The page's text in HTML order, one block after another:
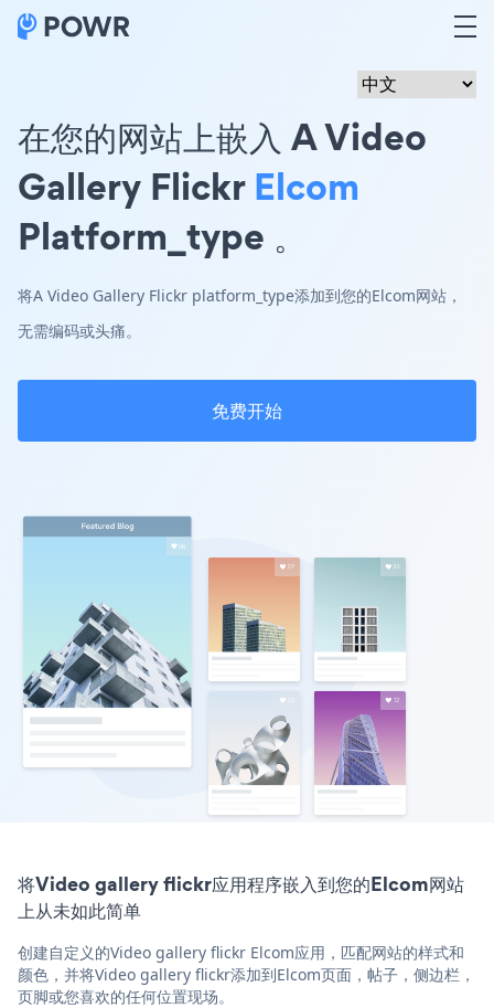
在您的网站上嵌入 A Video
Gallery FlickrElcom
Platform_type 。
将A Video Gallery Flickr platform_type添加到您的Elcom网站，
无需编码或头痛。
免费开始
将Video gallery flickr应用程序嵌入到您的Elcom网站
上从未如此简单
创建自定义的Video gallery flickr Elcom应用，匹配网站的样式和
颜色，并将Video gallery flickr添加到Elcom页面，帖子，侧边栏，
页脚或您喜欢的任何位置现场。